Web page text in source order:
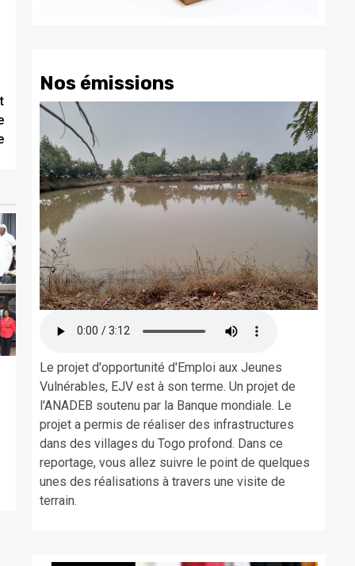
Nos émissions
Le projet d'opportunité d'Emploi aux Jeunes
Vulnérables, EJV est à son terme. Un projet de
l'ANADEB soutenu par la Banque mondiale. Le
projet a permis de réaliser des infrastructures
dans des villages du Togo profond. Dans ce
reportage, vous allez suivre le point de quelques
unes des réalisations à travers une visite de
terrain.